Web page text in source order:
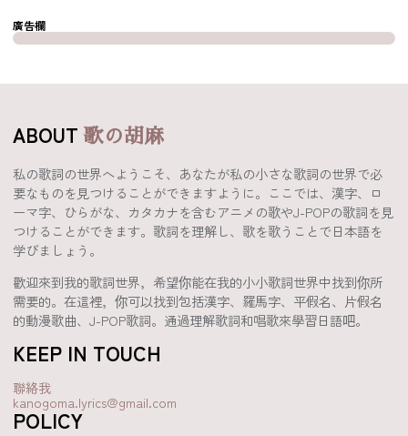
廣告欄
ABOUT歌の胡麻
私の歌詞の世界へようこそ、あなたが私の小さな歌詞の世界で必
要なものを見つけることができますように。ここでは、漢字、ロ
ーマ字、ひらがな、カタカナを含むアニメの歌やJ-POPの歌詞を見
つけることができます。歌詞を理解し、歌を歌うことで日本語を
学びましょう。
歡迎來到我的歌詞世界，希望你能在我的小小歌詞世界中找到你所
需要的。在這裡，你可以找到包括漢字、羅馬字、平假名、片假名
的動漫歌曲、J-POP歌詞。通過理解歌詞和唱歌來學習日語吧。
KEEP IN TOUCH
聯絡我
kanogoma.lyrics@gmail.com
POLICY